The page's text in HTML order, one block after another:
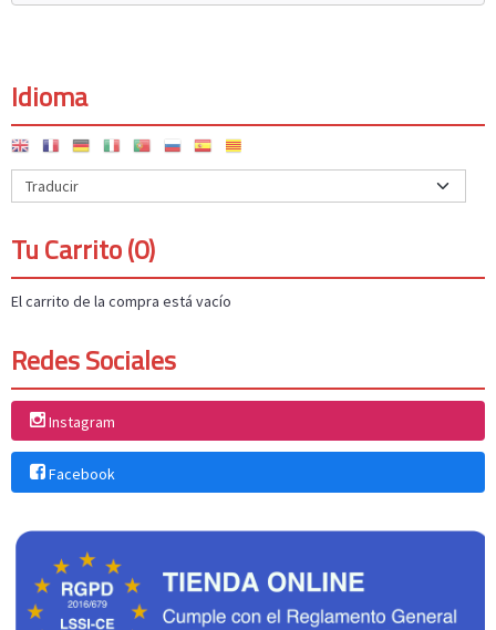
Idioma
Tu Carrito (0)
El carrito de la compra está vacío
Redes Sociales
Instagram
Facebook